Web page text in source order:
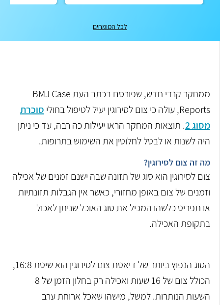
לכל המומחים
ממחקר קנדי חדש, שפורסם בכתב העת BMJ Case
Reports, עולה כי צום לסירוגין יעיל לטיפול בחולי
סוכרת
מסוג 2
. תוצאות המחקר הראו יעילות כה רבה, עד כי ניתן
היה לשנות או לבטל לחלוטין את השימוש בתרופות.
מה זה צום לסירוגין?
צום לסירוגין הוא סוג של תזונה שבה ישנם זמנים של אכילה
וזמנים של צום באופן מחזורי, כאשר אין הגבלות תזונתיות
או תפריט כלשהו המכיל את סוג האוכל שניתן לאכול
בתקופת האכילה.
הסוג הנפוץ ביותר של דיאטת צום לסירוגין הוא שיטת 16:8,
הכולל צום של 16 שעות ואכילה רק בחלון הזמן של 8
השעות הנותרות. למשל, מישהו שאכל ארוחת ערב